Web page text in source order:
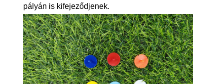
pályán is kifejeződjenek.